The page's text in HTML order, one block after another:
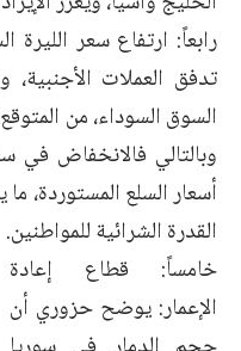
رابعاً: ارتفاع سعر
تدفق العملات
السوق السوداء، من
وبالتالي فالانخفاض
أسعار السلع المستوردة،
القدرة الشرائية للمواطنين.
خامساً: قطاع إعادة
الإعمار: يوضح حزوري أن